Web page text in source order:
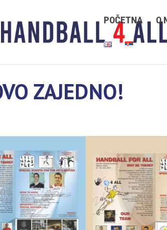
POČETNA O
ZAJEDNO!